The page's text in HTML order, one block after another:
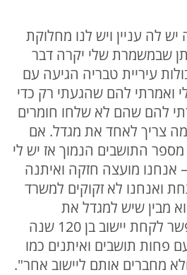
לה עניין ויש לנו מחלוקת
שבמשמרת שלי יקרה דבר
עיריית טבריה הגיעה עם
ואמרתי להם שהגעתי רק כדי
להם שהם לא שלחו חומרים
צריך לאחד את מגדל. אם
התושבים הנמוך אז יש לי
אנחנו מועצה חזקה ואיתנה
ואנחנו לא זקוקים למשרד
מבין שיש למגדל את
הייחודיות שלה ואי אפשר לקחת יישוב בן 120 שנה
פחות תושבים ואיתנים כמו
מחברים אותם ליישוב אחר".